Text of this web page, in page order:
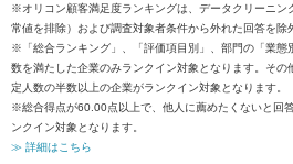
※オリコン顧客満足度ランキングは、データクリーニン
常値を排除）および調査対象者条件から外れた回答を除
※「総合ランキング」、「評価項目別」、部門の「業態
数を満たした企業のみランクイン対象となります。その
定人数の半数以上の企業がランクイン対象となります。
※総合得点が60.00点以上で、他人に薦めたくないと回
ンクイン対象となります。
≫ 詳細はこちら